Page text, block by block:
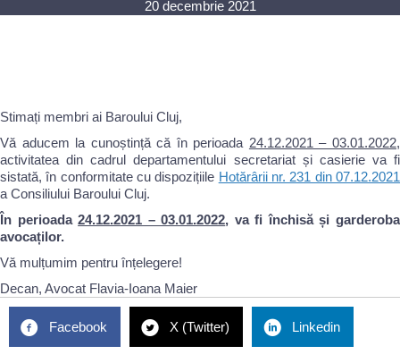
20 decembrie 2021
Stimați membri ai Baroului Cluj,
Vă aducem la cunoștință că în perioada 24.12.2021 – 03.01.2022,
activitatea din cadrul departamentului secretariat și casierie va fi
sistată, în conformitate cu dispozițiile Hotărârii nr. 231 din 07.12.2021
a Consiliului Baroului Cluj.
În perioada24.12.2021 – 03.01.2022, va fi închisă și garderoba
avocaților.
Vă mulțumim pentru înțelegere!
Decan, Avocat Flavia-Ioana Maier
Facebook X (Twitter) Linkedin